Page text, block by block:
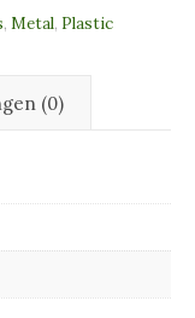
, Metal, Plastic
(0)